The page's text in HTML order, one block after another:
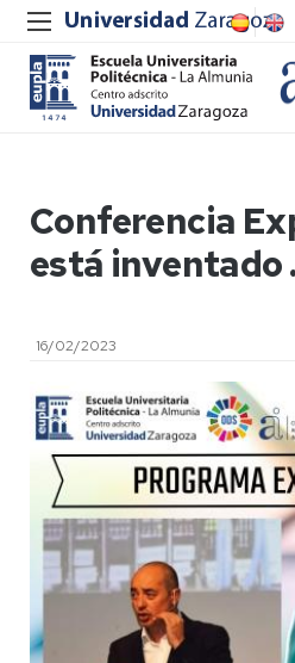
Conferencia
está inventado
16/02/2023